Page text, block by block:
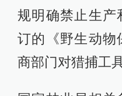
规明确禁止生产
订的《野生动物
商部门对猎捕工